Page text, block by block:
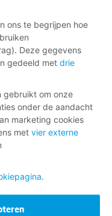
ons te begrijpen hoe
Deze gegevens
gedeeld met drie
gebruikt om onze
onder de aandacht
marketing cookies
met vier externe
.